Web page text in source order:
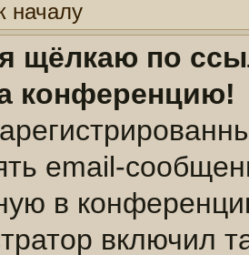
началу
щёлкаю по
конференцию!
email-
в
включил